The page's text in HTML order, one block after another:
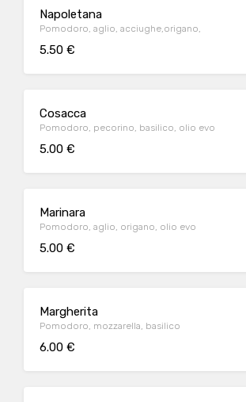
Napoletana
Pomodoro, aglio, acciughe,origano,
5.50 €
Cosacca
Pomodoro, pecorino, basilico, olio evo
5.00 €
Marinara
Pomodoro, aglio, origano, olio evo
5.00 €
Margherita
Pomodoro, mozzarella, basilico
6.00 €